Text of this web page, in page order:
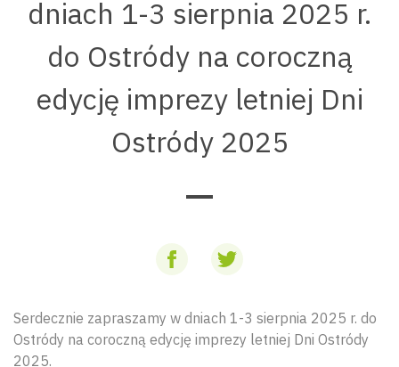
dniach 1-3 sierpnia 2025 r.
do Ostródy na coroczną
edycję imprezy letniej Dni
Ostródy 2025
Serdecznie zapraszamy w dniach 1-3 sierpnia 2025 r. do
Ostródy na coroczną edycję imprezy letniej Dni Ostródy
2025.